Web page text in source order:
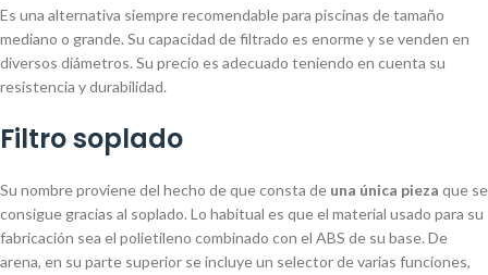
Es una alternativa siempre recomendable para piscinas de tamaño
mediano o grande. Su capacidad de filtrado es enorme y se venden en
diversos diámetros. Su precio es adecuado teniendo en cuenta su
resistencia y durabilidad.
Filtro soplado
Su nombre proviene del hecho de que consta de una única pieza que se
consigue gracias al soplado. Lo habitual es que el material usado para su
fabricación sea el polietileno combinado con el ABS de su base. De
arena, en su parte superior se incluye un selector de varias funciones,